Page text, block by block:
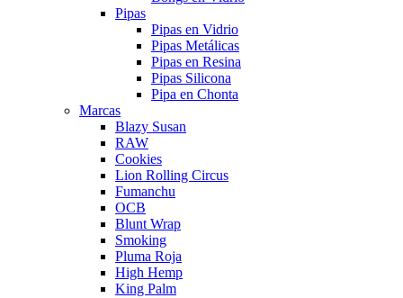
Pipas
Pipas en Vidrio
Pipas Metálicas
Pipas en Resina
Pipas Silicona
Pipa en Chonta
Marcas
Blazy Susan
RAW
Cookies
Lion Rolling Circus
Fumanchu
OCB
Blunt Wrap
Smoking
Pluma Roja
High Hemp
King Palm